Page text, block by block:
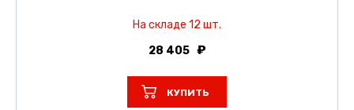
На складе 12 шт.
28 405
КУПИТЬ